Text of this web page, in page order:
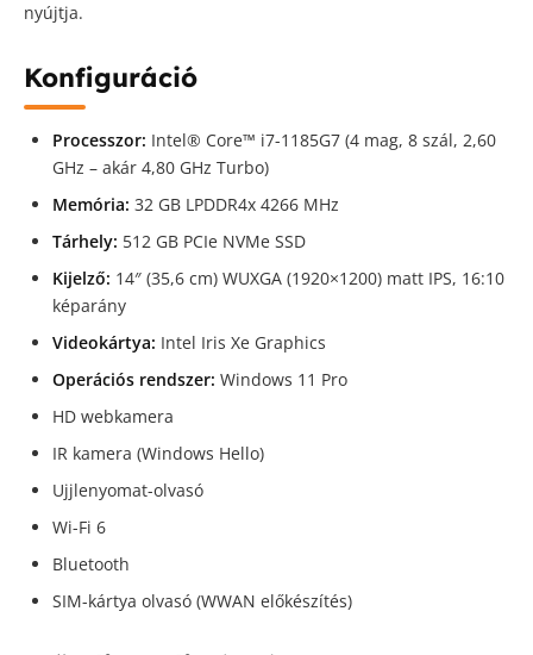
nyújtja.
Konfiguráció
Processzor: Intel® Core™ i7-1185G7 (4 mag, 8 szál, 2,60
GHz – akár 4,80 GHz Turbo)
Memória: 32 GB LPDDR4x 4266 MHz
Tárhely: 512 GB PCIe NVMe SSD
Kijelző: 14″ (35,6 cm) WUXGA (1920×1200) matt IPS, 16:10
képarány
Videokártya: Intel Iris Xe Graphics
Operációs rendszer: Windows 11 Pro
HD webkamera
IR kamera (Windows Hello)
Ujjlenyomat-olvasó
Wi-Fi 6
Bluetooth
SIM-kártya olvasó (WWAN előkészítés)